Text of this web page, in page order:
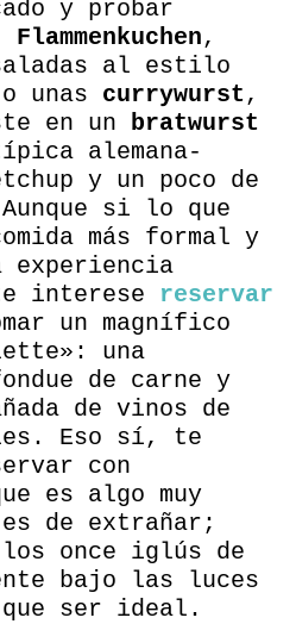
y probar
Flammenkuchen,
al estilo
unas currywurst,
en un bratwurst
alemana-
y un poco de
si lo que
más formal y
experiencia
interese reservar
un magnífico
una
de carne y
de vinos de
Eso sí, te
con
es algo muy
de extrañar;
los once iglús de
bajo las luces
ser ideal.